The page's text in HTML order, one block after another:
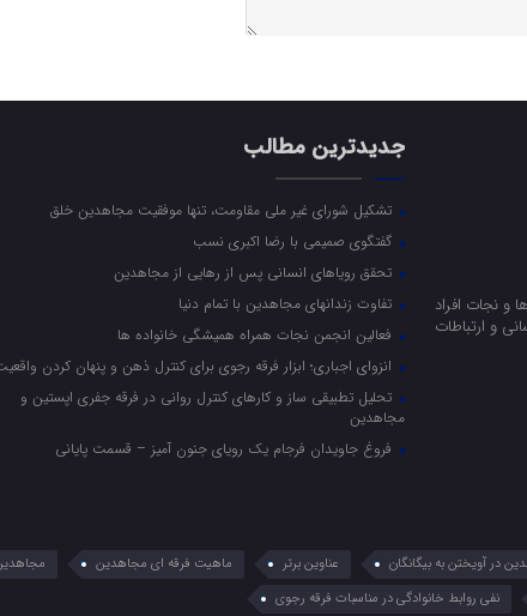
و نجات افراد
و ارتباطات
جدیدترین مطالب
تشکیل شورای غیر ملی مقاومت، تنها موفقیت مجاهدین خلق
گفتگوی صمیمی با رضا اکبری نسب
تحقق رویاهای انسانی پس از رهایی از مجاهدین
تفاوت زندانهای مجاهدین با تمام دنیا
فعالین انجمن نجات همراه همیشگی خانواده ها
انزوای اجباری؛ ابزار فرقه رجوی برای کنترل ذهن و پنهان کردن
تحلیل تطبیقی ساز و کارهای کنترل روانی در فرقه جفری اپستین و
مجاهدین
فروغ جاویدان فرجام یک رویای جنون آمیز – قسمت پایانی
در آویختن به بیگانگان عناوین برتر ماهیت فرقه ای مجاهدین
نفی روابط خانوادگی در مناسبات فرقه رجوی